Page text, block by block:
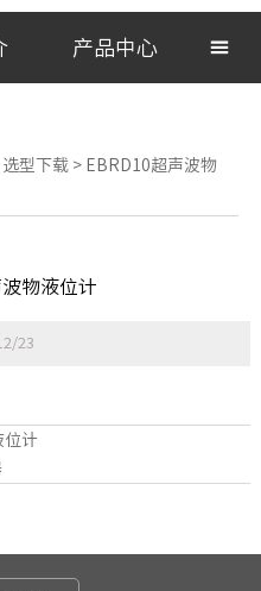
产品中心 
选型下载> EBRD10超声波物
物液位计
23
位计